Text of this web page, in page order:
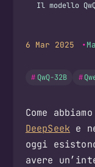
Il modello
6 Mar 2025
QwQ-32B
Come
DeepSeek e
oggi
avere